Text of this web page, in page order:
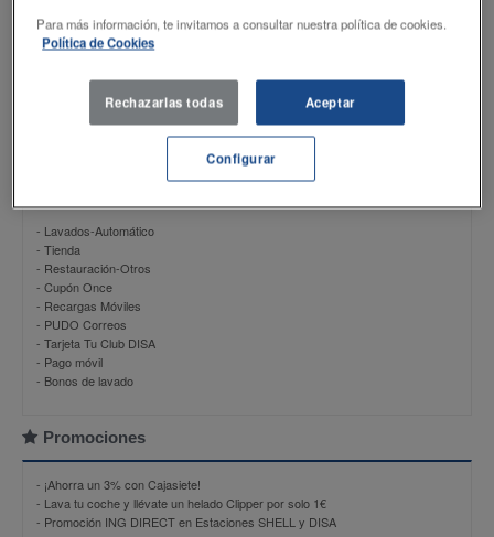
- DISAMax 98
- NU-B PLUS
- Lavados-Automático
- Tienda
- Restauración-Otros
- Cupón Once
- Recargas Móviles
- PUDO Correos
- Tarjeta Tu Club DISA
- Pago móvil
- Bonos de lavado
Promociones
- ¡Ahorra un 3% con Cajasiete!
- Lava tu coche y llévate un helado Clipper por solo 1€
- Promoción ING DIRECT en Estaciones SHELL y DISA
Para más información, te invitamos a consultar nuestra política de cookies.
Política de Cookies
Rechazarlas todas Aceptar
Configurar